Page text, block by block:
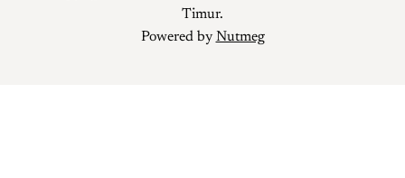
Timur.
Powered by Nutmeg